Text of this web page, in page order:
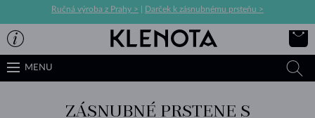
Ručná výroba z Prahy > Darček k zásnubnému prsteňu >
MENU
ZÁSNUBNÉ PRSTENE S